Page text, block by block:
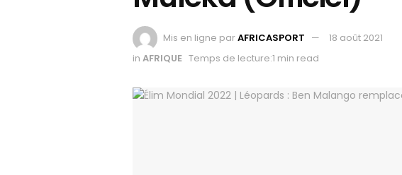
Mis en ligne parAFRICASPORT
18 août 2021
in AFRIQUE Temps de lecture:1 min read